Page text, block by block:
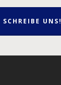
SCHREIBE UNS!